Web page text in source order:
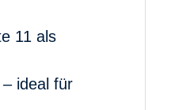
11 als
ideal für